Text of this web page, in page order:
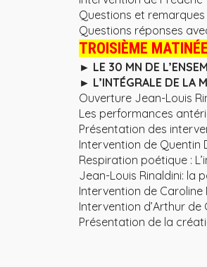
Questions et
Questions réponses
TROISIÈME
► LE 30 MN DE
► L’INTÉGRALE DE LA
Ouverture Jean-Louis
Les performances
Présentation des
Intervention de Quentin
Respiration poétique :
Jean-Louis Rinaldini: la
Intervention de Caroline
Intervention d’Arthur
Présentation de la